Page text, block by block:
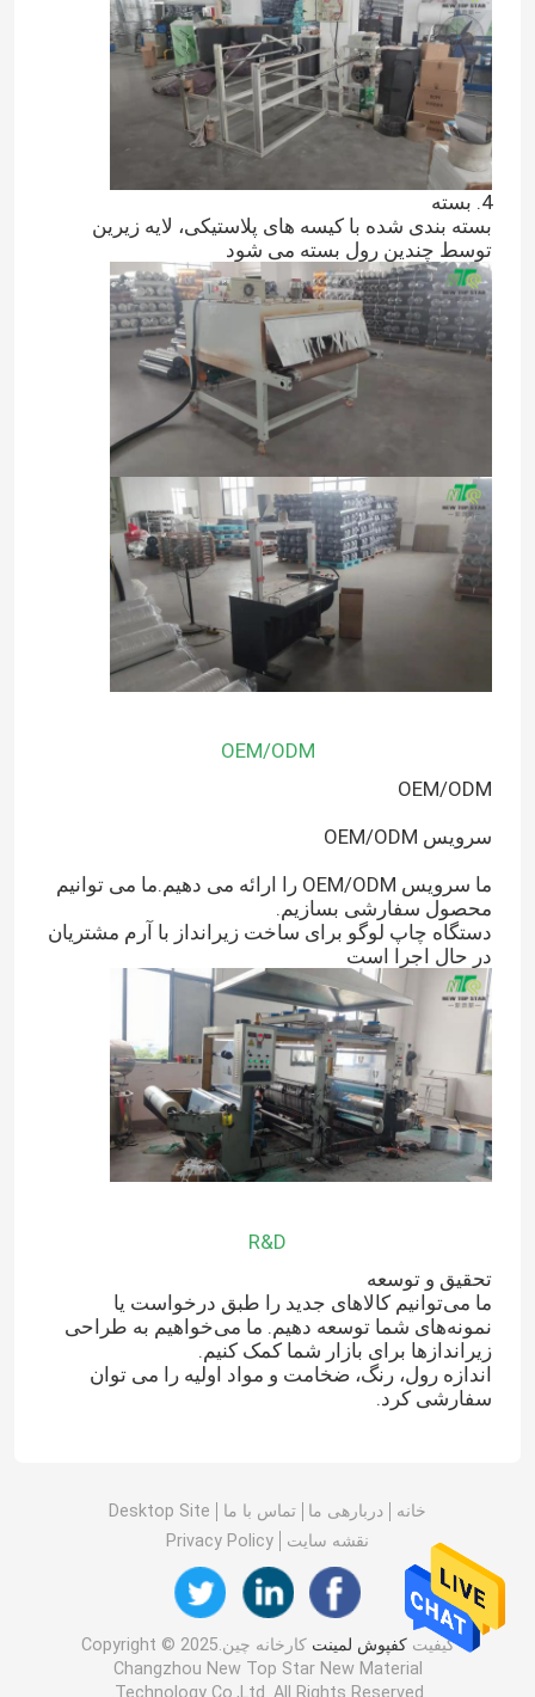
محصولات
دربارهی ما
4. بسته
بسته بندی شده با کیسه های پلاستیکی، لایه زیرین
توسط چندین رول بسته می شود
OEM/ODM
OEM/ODM
سرویس OEM/ODM
ما سرویس OEM/ODM را ارائه می دهیم.ما می توانیم
محصول سفارشی بسازیم.
دستگاه چاپ لوگو برای ساخت زیرانداز با آرم مشتریان
در حال اجرا است
R&D
تحقیق و توسعه
ما می‌توانیم کالاهای جدید را طبق درخواست یا
نمونه‌های شما توسعه دهیم. ما می‌خواهیم به طراحی
زیراندازها برای بازار شما کمک کنیم.
اندازه رول، رنگ، ضخامت و مواد اولیه را می توان
سفارشی کرد.
خانه دربارهی ما تماس با ما
Desktop Site
نقشه سایت
Privacy Policy
کیفیتکفپوش لمینت
کارخانه چین.Copyright © 2025
Changzhou New Top Star New Material
Technology Co.,Ltd. All Rights Reserved.